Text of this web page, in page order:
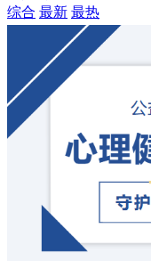
综合 最新 最热